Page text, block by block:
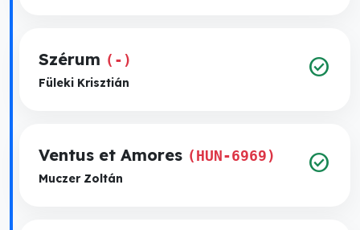
Szérum (-)
Füleki Krisztián
check_circle
Ventus et Amores (HUN-6969)
Muczer Zoltán
check_circle